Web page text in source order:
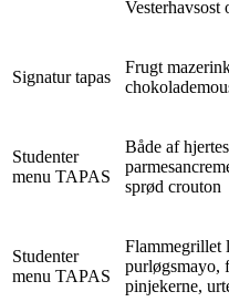
Signatur tapas
Frugt
Studenter
menu TAPAS
Både af
sprød crouton
Studenter
menu TAPAS
Flammegrillet
purløgsmayo,
pinjekerne,